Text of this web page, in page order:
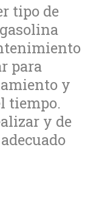
tipo de
para
y
tiempo.
y de